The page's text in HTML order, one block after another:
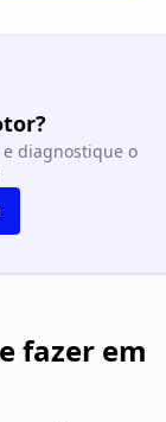
e diagnostique o
fazer em